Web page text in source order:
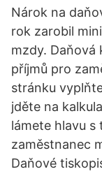
Nárok na
rok zarobil
mzdy. Daňová
příjmů pro
stránku
jděte na
lámete hlavu s
zaměstnanec
Daňové